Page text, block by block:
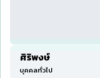
ศิริพงษ์
บุคคลทั่วไป